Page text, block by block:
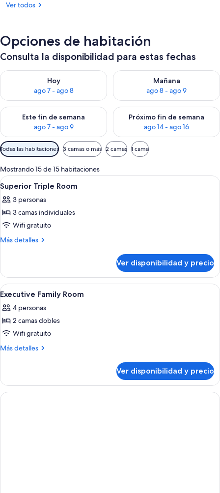
Ver todos
Opciones de habitación
Consulta la disponibilidad para estas fechas
Hoy
ago 7 - ago 8
Consulta la disponibilidad para hoy ago 7 - ago 8
Mañana
ago 8 - ago 9
Consulta la disponibilidad
Este fin de semana
ago 7 - ago 9
Consulta la disponibilidad para este fin de semana ago 7 -
Próximo fin de semana
ago 14 - ago 16
Consulta la disponibilidad
Filtros
disponibles
para
las
habitaciones
Todas las habitaciones 3 camas o más 2 camas 1 cama
Mostrando 15 de 15 habitaciones
Ver
todas
las
fotos
de
Superior
Una habitación de hotel con tres
6
Superior Triple Room
3 personas
3 camas individuales
Wifi gratuito
Más detalles
Más
Triple
Room
Ver disponibilidad y precio
Ver
todas
las
fotos
de
Executive
Ropa de cama de alta calidad y
12
Executive Family Room
4 personas
2 camas dobles
Wifi gratuito
Más detalles
Más
Family
Room
Ver disponibilidad y precio